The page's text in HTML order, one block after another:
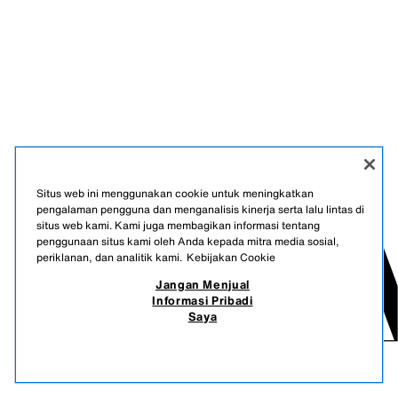
Situs web ini menggunakan cookie untuk meningkatkan
pengalaman pengguna dan menganalisis kinerja serta lalu lintas di
situs web kami. Kami juga membagikan informasi tentang
penggunaan situs kami oleh Anda kepada mitra media sosial,
periklanan, dan analitik kami. Kebijakan Cookie
Jangan Menjual
Informasi Pribadi
Saya